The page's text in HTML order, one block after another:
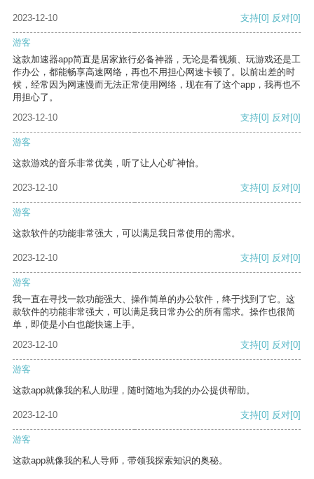
2023-12-10 支持[0] 反对[0]
游客
这款加速器app简直是居家旅行必备神器，无论是看视频、玩游戏还是工
作办公，都能畅享高速网络，再也不用担心网速卡顿了。以前出差的时
候，经常因为网速慢而无法正常使用网络，现在有了这个app，我再也不
用担心了。
2023-12-10
支持[0] 反对[0]
游客
这款游戏的音乐非常优美，听了让人心旷神怡。
2023-12-10 支持[0] 反对[0]
游客
这款软件的功能非常强大，可以满足我日常使用的需求。
2023-12-10 支持[0] 反对[0]
游客
我一直在寻找一款功能强大、操作简单的办公软件，终于找到了它。这
款软件的功能非常强大，可以满足我日常办公的所有需求。操作也很简
单，即使是小白也能快速上手。
2023-12-10
支持[0] 反对[0]
游客
这款app就像我的私人助理，随时随地为我的办公提供帮助。
2023-12-10 支持[0] 反对[0]
游客
这款app就像我的私人导师，带领我探索知识的奥秘。